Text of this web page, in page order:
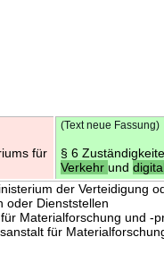
für
(Text neue Fassung)
§ 6
Verkehrund
der Verteidigung
oder Dienststellen
Materialforschung und -
für